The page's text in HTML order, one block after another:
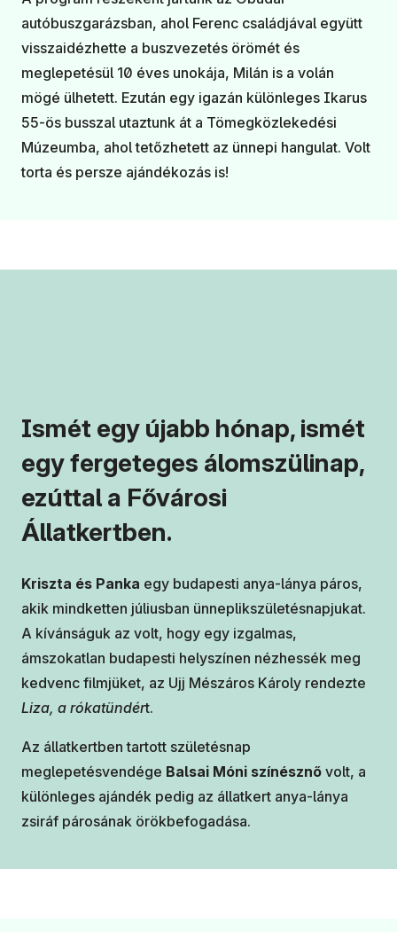
autóbuszgarázsban, ahol Ferenc családjával együtt
visszaidézhette a buszvezetés örömét és
meglepetésül 10 éves unokája, Milán is a volán
mögé ülhetett. Ezután egy igazán különleges Ikarus
55-ös busszal utaztunk át a Tömegközlekedési
Múzeumba, ahol tetőzhetett az ünnepi hangulat. Volt
torta és persze ajándékozás is!
Ismét egy újabb hónap, ismét
egy fergeteges álomszülinap,
ezúttal a Fővárosi
Állatkertben.
Kriszta és Panka egy budapesti anya-lánya páros,
akik mindketten júliusban ünneplikszületésnapjukat.
A kívánságuk az volt, hogy egy izgalmas,
ámszokatlan budapesti helyszínen nézhessék meg
kedvenc filmjüket, az Ujj Mészáros Károly rendezte
Liza, a rókatündért.
Az állatkertben tartott születésnap
meglepetésvendége Balsai Móni színésznő volt, a
különleges ajándék pedig az állatkert anya-lánya
zsiráf párosának örökbefogadása.